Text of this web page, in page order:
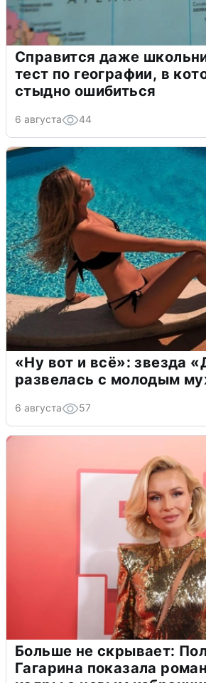
Справится даже
тест по географии, в
стыдно ошибиться
6 августа 44
«Ну вот и всё»: звезда
развелась с молодым
6 августа 57
Больше не скрывает:
Гагарина показала